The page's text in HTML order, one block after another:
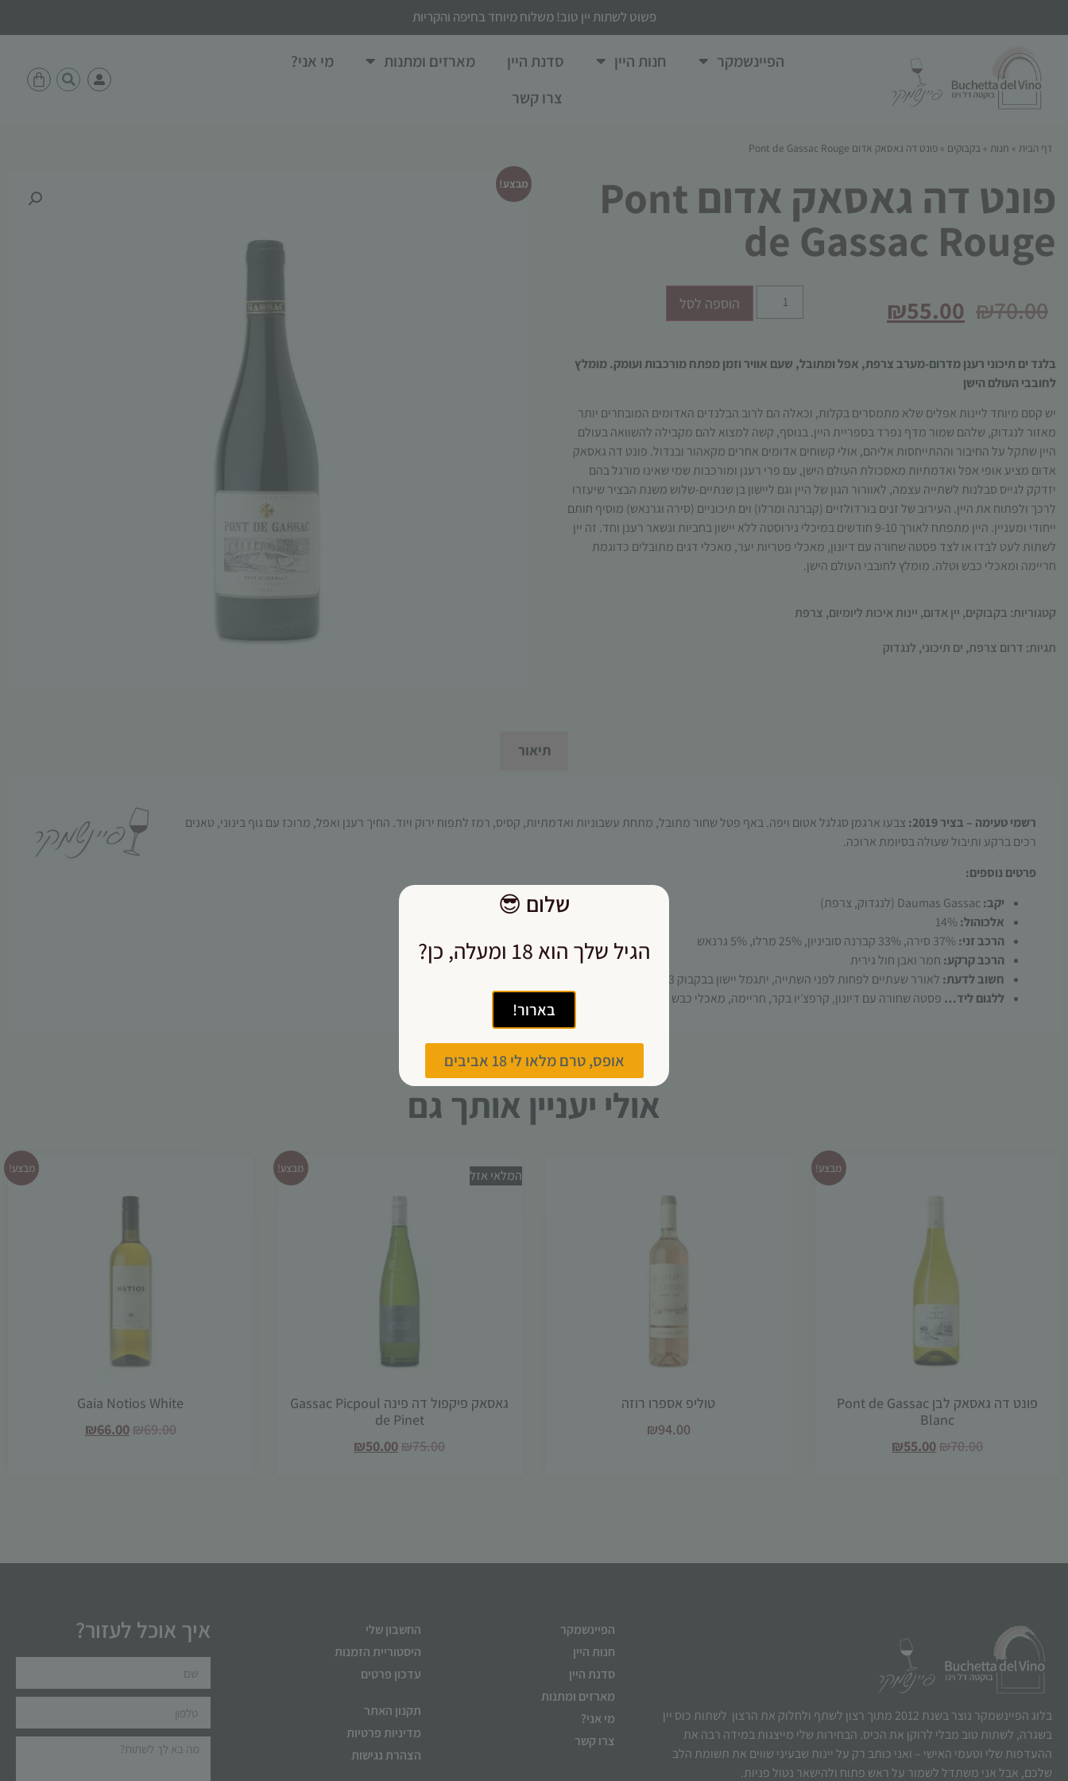
פשוט לשתות יין טוב! משלוח מיוחד בחיפה והקריות
הפיינשמקר חנות היין סדנת היין מארזים ומתנות
מי אני?
צרו קשר
דף הבית » חנות » בקבוקים » פונט דה גאסאק אדום Pont de Gassac Rouge
פונט דה גאסאק אדום Pont
de Gassac Rouge
₪70.00
₪55.00 הוספה לסל
בלנד ים תיכוני רענן מדרום-מערב צרפת, אפל ומתובל, שעם אוויר וזמן מפתח מורכבות ועומק. מומלץ
לחובבי העולם הישן
יש קסם מיוחד ליינות אפלים שלא מתמסרים בקלות, וכאלה הם לרוב הבלנדים האדומים המובחרים יותר
מאזור לנגדוק, שלהם שמור מדף נפרד בספריית היין. בנוסף, קשה למצוא להם מקבילה להשוואה בעולם
היין שתקל על החיבור וההתייחסות אליהם, אולי קשוחים אדומים אחרים מקאהור ובנדול. פונט דה גאסאק
אדום מציע אופי אפל ואדמתיות מאסכולת העולם הישן, עם פרי רענן ומורכבות שמי שאינו מורגל בהם
יזדקק לגייס סבלנות לשתייה עצמה, לאוורור הגון של היין וגם ליישון בן שנתיים-שלוש משנת הבציר שיעזרו
לרכך ולפתוח את היין. העירוב של זנים בורדולזיים (קברנה ומרלו) וים תיכוניים (סירה וגרנאש) מוסיף חותם
ייחודי ומעניין. היין מתפתח לאורך 9-10 חודשים במיכלי נירוסטה ללא יישון בחביות ונשאר רענן וחד. זה יין
לשתות לעט לבדו או לצד פסטה שחורה עם דיונון, מאכלי פטריות יער, מאכלי דגים מתובלים כדוגמת
חריימה ומאכלי כבש וטלה. מומלץ לחובבי העולם הישן.
קטגוריות: בקבוקים, יין אדום, יינות איכות ליומיום, צרפת
תגיות: דרום צרפת, ים תיכוני, לנגדוק
מבצע!
תיאור
רשמי טעימה – בציר 2019:
צבעו ארגמן סגלגל אטום ויפה. באף פטל שחור מתובל, מתחת עשבוניות ואדמתיות, קסיס, רמז לתפוח ירוק ויוד. החיך רענן ואפל, מרוכז עם גוף בינוני, טאנים
רכים ברקע ותיבול שעולה בסיומת ארוכה.
פרטים נוספים:
יקב:
אלכוהול:
הרכב זני:
הרכב קרקע: חמר ואבן חול גירית
חשוב לדעת: לאורר שעתיים לפחות לפני השתייה, יתגמל יישון בבקבוק 2-3 שנים משנת הבציר
ללגום ליד… פסטה שחורה עם דיונון, קרפצ׳יו בקר, חריימה, מאכלי כבש וטלה
אולי יעניין אותך גם
מבצע!
פונט דה גאסאק לבן Pont de Gassac
Blanc
₪70.00
₪55.00
טוליפ אספרו רוזה
₪94.00
מבצע!
גאסאק פיקפול דה פינה Gassac Picpoul
de Pinet
₪75.00
₪50.00
המלאי אזל מבצע!
Gaia Notios White
₪69.00
₪66.00
בלוג הפיינשמקר נוצר בשנת 2012 מתוך רצון לשתף ולחלוק את הרצון לשתות כוס יין
בשגרה, לשתות טוב מבלי לרוקן את הכיס. הבחירות שלי מייצגות במידה רבה את
ההעדפות שלי וטעמי האישי – ואני כותב רק על יינות שבעיני שווים את תשומת הלב
שלכם, אבל אני משתדל לשמור על ראש פתוח ולהישאר נטול פניות.
הפיינשמקר
חנות היין
סדנת היין
מארזים ומתנות
מי אני?
צרו קשר
החשבון שלי
היסטוריית הזמנות
עדכון פרטים
תקנון האתר
מדיניות פרטיות
הצהרת נגישות
איך אוכל לעזור?
שלנו יעבוד
בצורה
במהלך
ביקורך. אם
לקובצי
אלו, חלק
מהפונקציות
באתר
עשויות
להיעלם.
על ידי
שיתוף
אישית.
שלום 😎
הגיל שלך הוא 18 ומעלה, כן?
בארור!
אופס, טרם מלאו לי 18 אביבים